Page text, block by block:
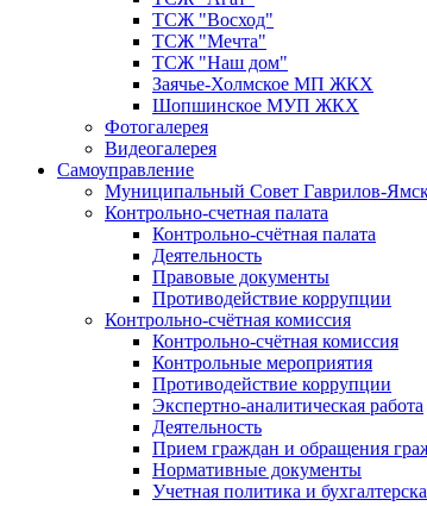
ТСЖ "Восход"
ТСЖ "Мечта"
ТСЖ "Наш дом"
Заячье-Холмское МП ЖКХ
Шопшинское МУП ЖКХ
Фотогалерея
Видеогалерея
Самоуправление
Муниципальный Совет Гаврилов-
Контрольно-счетная палата
Контрольно-счётная палата
Деятельность
Правовые документы
Противодействие коррупции
Контрольно-счётная комиссия
Контрольно-счётная комиссия
Контрольные мероприятия
Противодействие коррупции
Экспертно-аналитическая работа
Деятельность
Прием граждан и обращения
Нормативные документы
Учетная политика и